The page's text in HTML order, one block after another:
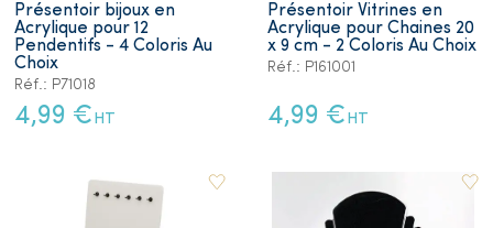
Présentoir bijoux en
Acrylique pour 12
Pendentifs - 4 Coloris Au
Choix
Réf.: P71018
4,99 € HT
Présentoir Vitrines en
Acrylique pour Chaines 20
x 9 cm - 2 Coloris Au Choix
Réf.: P161001
4,99 € HT